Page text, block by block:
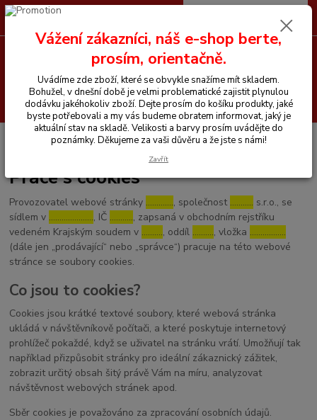
Hledat
+420 605 255 500 0 Kč
Práce s cookies
Práce s cookies
Provozovatel webové stránky …………., společnost ……….. s.r.o., se
sídlem v …………………, IČ ……….., zapsaná v obchodním rejstříku
vedeném Krajským soudem v ………., oddíl ………., vložka ……………..
(dále jen „prodávající“ nebo „správce“) pracuje na této webové
stránce se soubory cookies.
Co jsou to cookies?
Cookies jsou krátké textové soubory, které webová stránka
ukládá v návštěvníkově počítači, a které poskytuje internetový
prohlížeč pokaždé, když se uživatel na stránku vrátí. Umožňují tak
například přizpůsobit stránky pro ideální zákaznický zážitek,
zobrazit určitý obsah šitý právě Vám na míru, analyzovat
návštěvnost webových stránek apod.
Sběr cookies je považováno za zpracování osobních údajů.
Vážení zákazníci, náš e-shop berte,
prosím, orientačně.
Uvádíme zde zboží, které se obvykle snažíme mít skladem.
Bohužel, v dnešní době je velmi problematické zajistit plynulou
dodávku jakéhokoliv zboží. Dejte prosím do košíku produkty, jaké
byste potřebovali a my vás budeme obratem informovat, jaký je
aktuální stav na skladě. Velikosti a barvy prosím uvádějte do
poznámky. Děkujeme za vaši důvěru a že jste s námi!
Zavřít